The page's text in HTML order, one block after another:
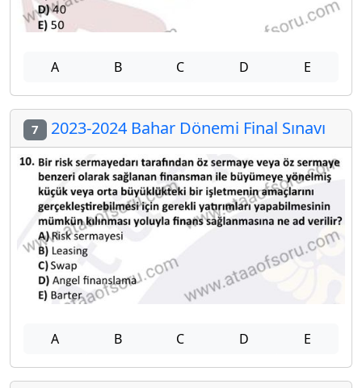
A B C D E
7 2023-2024 Bahar Dönemi Final Sınavı
A B C D E